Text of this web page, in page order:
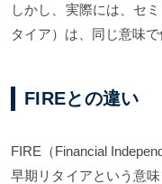
しかし、実際には、セ
タイア）は、同じ意味
FIREとの違い
FIRE（Financial
早期リタイアという意